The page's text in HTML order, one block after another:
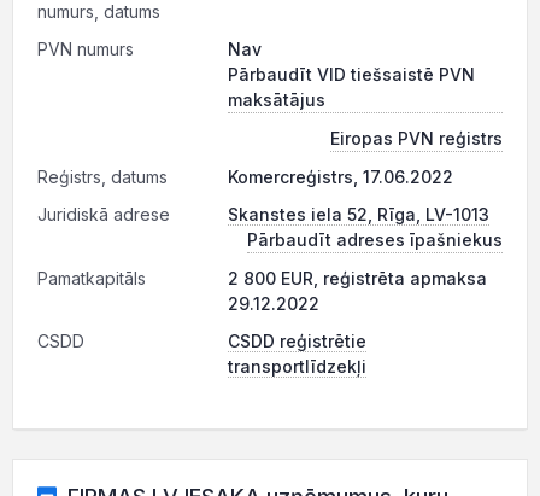
numurs, datums
PVN numurs
Nav
Pārbaudīt VID tiešsaistē PVN
maksātājus
Eiropas PVN reģistrs
Reģistrs, datums
Komercreģistrs, 17.06.2022
Juridiskā adrese
Skanstes iela 52, Rīga, LV-1013
Pārbaudīt adreses īpašniekus
Pamatkapitāls
2 800 EUR, reģistrēta apmaksa
29.12.2022
CSDD
CSDD reģistrētie
transportlīdzekļi